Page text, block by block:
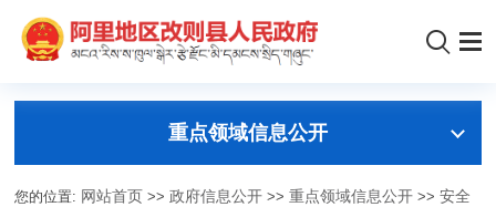
重点领域信息公开
您的位置: 网站首页 >>政府信息公开 >>重点领域信息公开 >>安全